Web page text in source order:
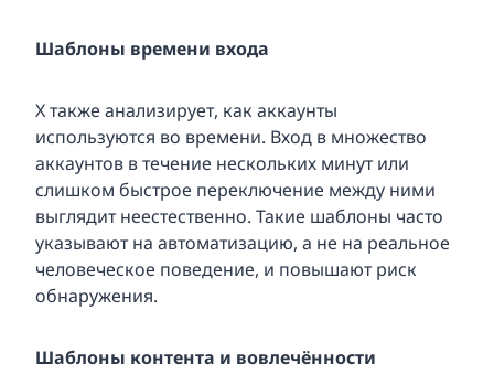
Шаблоны времени входа
X также анализирует, как аккаунты
используются во времени. Вход в множество
аккаунтов в течение нескольких минут или
слишком быстрое переключение между ними
выглядит неестественно. Такие шаблоны часто
указывают на автоматизацию, а не на реальное
человеческое поведение, и повышают риск
обнаружения.
Шаблоны контента и вовлечённости